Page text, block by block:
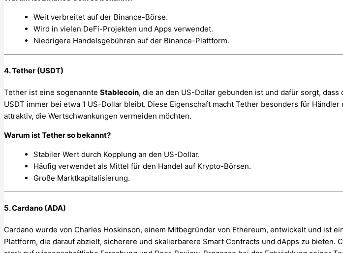
Weit verbreitet auf der Binance-Börse.
Wird in vielen DeFi-Projekten und Apps verwendet.
Niedrigere Handelsgebühren auf der Binance-Plattform.
4. Tether (USDT)
Tether ist eine sogenannte Stablecoin, die an den US-Dollar gebunden ist und dafür sorgt, dass
USDT immer bei etwa 1 US-Dollar bleibt. Diese Eigenschaft macht Tether besonders für Händler
attraktiv, die Wertschwankungen vermeiden möchten.
Warum ist Tether so bekannt?
Stabiler Wert durch Kopplung an den US-Dollar.
Häufig verwendet als Mittel für den Handel auf Krypto-Börsen.
Große Marktkapitalisierung.
5. Cardano (ADA)
Cardano wurde von Charles Hoskinson, einem Mitbegründer von Ethereum, entwickelt und ist
Plattform, die darauf abzielt, sicherere und skalierbarere Smart Contracts und dApps zu bieten.